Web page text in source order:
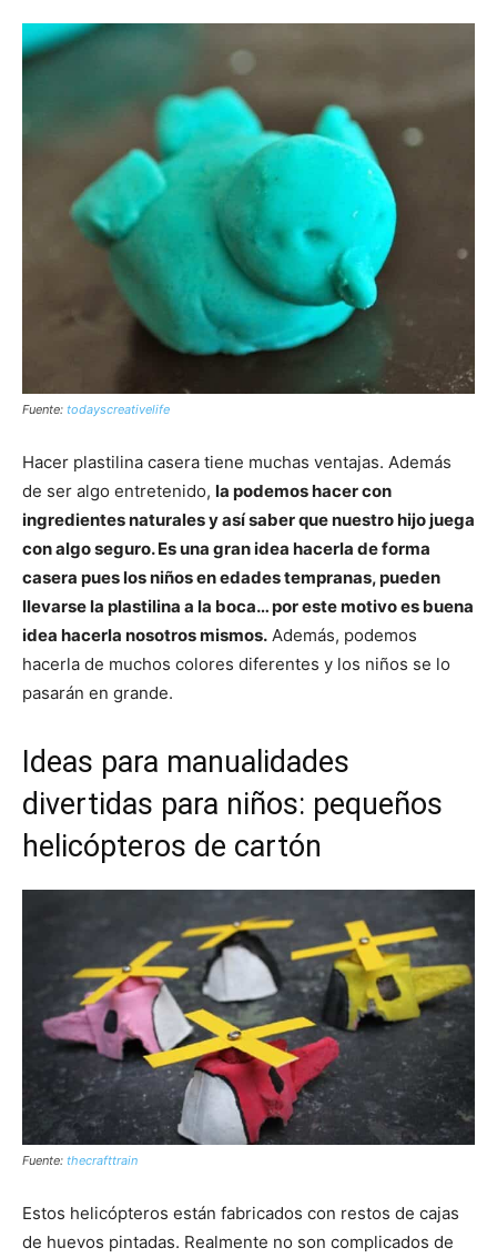
Fuente: todayscreativelife
Hacer plastilina casera tiene muchas ventajas. Además
de ser algo entretenido, la podemos hacer con
ingredientes naturales y así saber que nuestro hijo juega
con algo seguro. Es una gran idea hacerla de forma
casera pues los niños en edades tempranas, pueden
llevarse la plastilina a la boca… por este motivo es buena
idea hacerla nosotros mismos. Además, podemos
hacerla de muchos colores diferentes y los niños se lo
pasarán en grande.
Ideas para manualidades
divertidas para niños: pequeños
helicópteros de cartón
Fuente: thecrafttrain
Estos helicópteros están fabricados con restos de cajas
de huevos pintadas. Realmente no son complicados de